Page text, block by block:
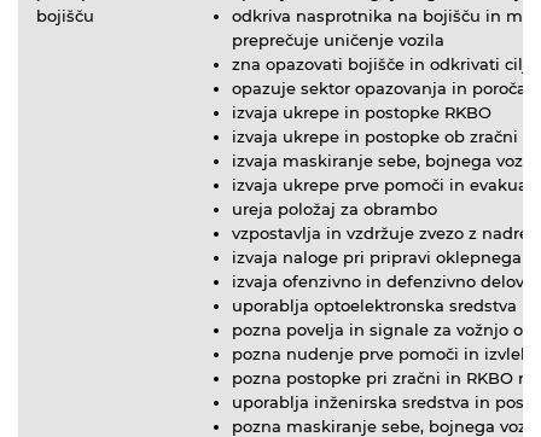
bojišču
odkriva nasprotnika na bojišču in mu
preprečuje uničenje vozila
zna opazovati bojišče in odkrivati cilje
opazuje sektor opazovanja in poroča
izvaja ukrepe in postopke RKBO
izvaja ukrepe in postopke ob zračni
izvaja maskiranje sebe, bojnega
izvaja ukrepe prve pomoči in
ureja položaj za obrambo
vzpostavlja in vzdržuje zvezo z
izvaja naloge pri pripravi oklepnega
izvaja ofenzivno in defenzivno
uporablja optoelektronska sredstva
pozna povelja in signale za vožnjo
pozna nudenje prve pomoči in
pozna postopke pri zračni in RKBO
uporablja inženirska sredstva in
pozna maskiranje sebe, bojnega